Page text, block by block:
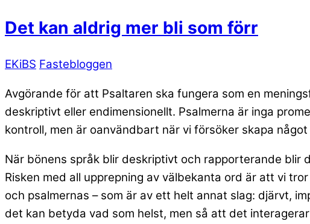
Det kan aldrig mer bli som förr
EKiBS Fastebloggen
Avgörande för att Psaltaren ska fungera som en
deskriptivt eller endimensionellt. Psalmerna är inga
kontroll, men är oanvändbart när vi försöker skapa
När bönens språk blir deskriptivt och rapporterande blir
Risken med all upprepning av välbekanta ord är att vi
och psalmernas – som är av ett helt annat slag: djärvt,
det kan betyda vad som helst, men så att det